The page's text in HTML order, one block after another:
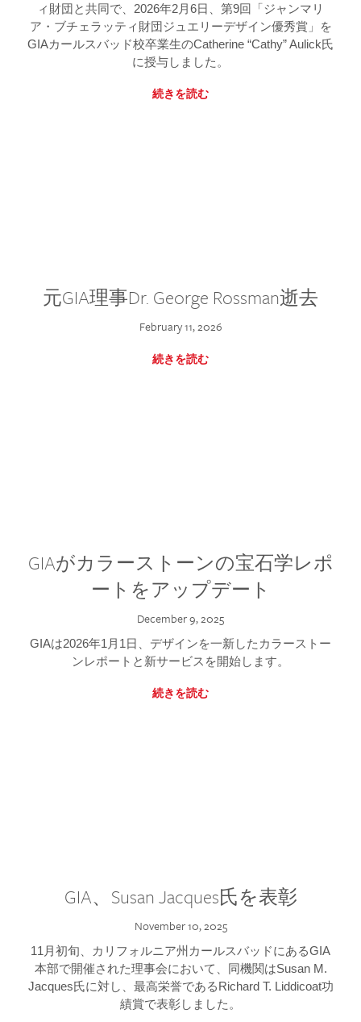
ィ財団と共同で、2026年2月6日、第9回「ジャンマリ
ア・ブチェラッティ財団ジュエリーデザイン優秀賞」を
GIAカールスバッド校卒業生のCatherine “Cathy” Aulick氏
に授与しました。
続きを読む
元GIA理事Dr. George Rossman逝去
February 11, 2026
続きを読む
GIAがカラーストーンの宝石学レポ
ートをアップデート
December 9, 2025
GIAは2026年1月1日、デザインを一新したカラーストー
ンレポートと新サービスを開始します。
続きを読む
GIA、Susan Jacques氏を表彰
November 10, 2025
11月初旬、カリフォルニア州カールスバッドにあるGIA
本部で開催された理事会において、同機関はSusan M.
Jacques氏に対し、最高栄誉であるRichard T. Liddicoat功
績賞で表彰しました。